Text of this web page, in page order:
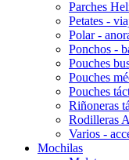
Parches
Petates -
Polar -
Ponchos -
Pouches
Pouches
Pouches
Riñoneras
Rodilleras
Varios -
Mochilas